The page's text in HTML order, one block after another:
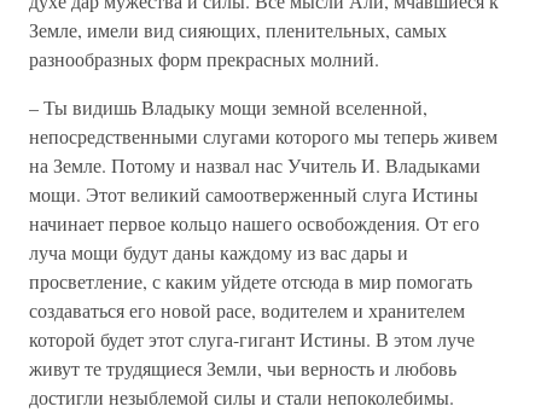
Земле, имели вид сияющих, пленительных, самых
разнообразных форм прекрасных молний.
– Ты видишь Владыку мощи земной вселенной,
непосредственными слугами которого мы теперь живем
на Земле. Потому и назвал нас Учитель И. Владыками
мощи. Этот великий самоотверженный слуга Истины
начинает первое кольцо нашего освобождения. От его
луча мощи будут даны каждому из вас дары и
просветление, с каким уйдете отсюда в мир помогать
создаваться его новой расе, водителем и хранителем
которой будет этот слуга-гигант Истины. В этом луче
живут те трудящиеся Земли, чьи верность и любовь
достигли незыблемой силы и стали непоколебимы.